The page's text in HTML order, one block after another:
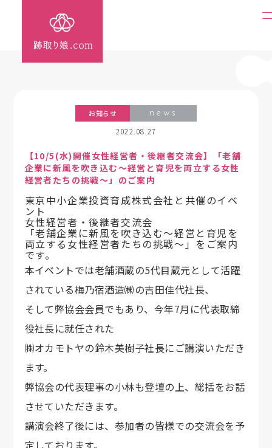
お知らせ news
2022.08.27
【10/5(水)開催女性経営者・後継者交流会】「老舗
企業に新風を吹き込む～経営と育児を両立する女性
経営者たちの挑戦～」のご案内
東京中小企業投資育成株式会社と共催のイベ
ント
女性経営者・後継者交流会
「老舗企業に新風を吹き込む～経営と育児を
両立する女性経営者たちの挑戦～」をご案内
です。
本イベントでは老舗酒蔵の5代目蔵元として活躍
されている梅乃宿酒造㈱の吉田佳代社長、
そして弊協会会員でもあり、今年7月に代表取締
役社長に就任された
㈱オカモトヤの鈴木美樹子社長にご講演いただき
ます。
弊協会の代表理事の小林も登壇の上、総括をお話
させていただきます。
講演会終了後には、参加者の皆様での交流会を予
定しております。